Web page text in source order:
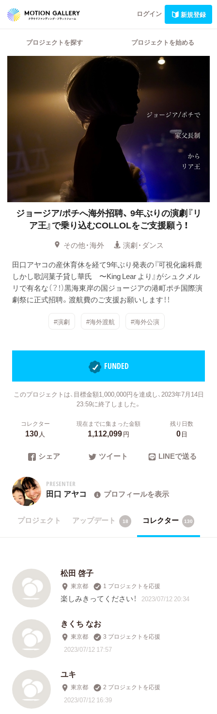
ログイン 新規登録
プロジェクトを探す プロジェクトを始める
ジョージア/ポチへ海外招聘、 9年ぶりの演劇『リ
ア王』で乗り込むCOLLOLをご支援願う！
その他・海外
演劇・ダンス
田口アヤコの産休育休を経て9年ぶり発表の『可視化歯科鹿
しかし歌詞菓子貸し華氏 〜King Lear より』がシュクメル
リで有名な（？！）黒海東岸の国ジョージアの港町ポチ国際演
劇祭に正式招聘。渡航費のご支援お願いします！！
#演劇 #海外渡航 #海外公演
FUNDED
このプロジェクトは、目標金額1,000,000円を達成し、2023年7月14日
23:59に終了しました。
コレクター
130人
現在までに集まった金額
1,112,099円
残り日数
0日
シェア ツイート LINEで送る
PRESENTER
田口 アヤコ プロフィールを表示
プロジェクト アップデート 18 コレクター 130
松田 啓子
東京都 1 プロジェクトを応援
楽しみきってください！ 2023/07/12 20:34
きくち なお
東京都 3 プロジェクトを応援
2023/07/12 17:57
ユキ
東京都 2 プロジェクトを応援
2023/07/12 16:39